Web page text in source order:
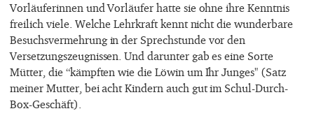
Vorläuferinnen und Vorläufer hatte sie ohne ihre Kenntnis
freilich viele. Welche Lehrkraft kennt nicht die wunderbare
Besuchsvermehrung in der Sprechstunde vor den
Versetzungszeugnissen. Und darunter gab es eine Sorte
Mütter, die “kämpften wie die Löwin um Ihr Junges" (Satz
meiner Mutter, bei acht Kindern auch gut im Schul-Durch-
Box-Geschäft).